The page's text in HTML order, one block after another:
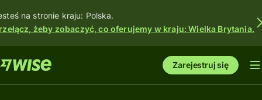
na stronie kraju: Polska.
żeby zobaczyć, co oferujemy w kraju: Wielka Brytania.
Zarejestruj się